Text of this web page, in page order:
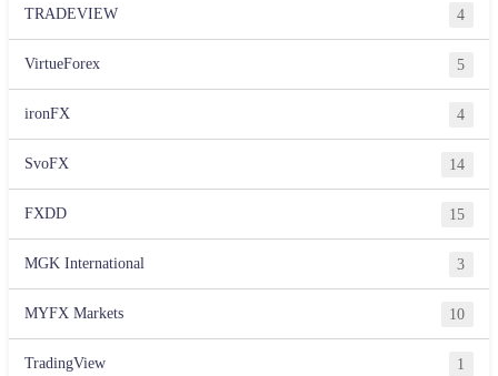
TRADEVIEW 4
VirtueForex 5
ironFX 4
SvoFX 14
FXDD 15
MGK International 3
MYFX Markets 10
TradingView 1